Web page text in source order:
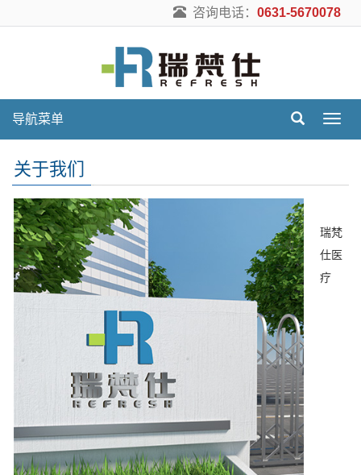
咨询电话： 0631-5670078
导
导航菜单
关于我们
瑞梵
仕医
疗